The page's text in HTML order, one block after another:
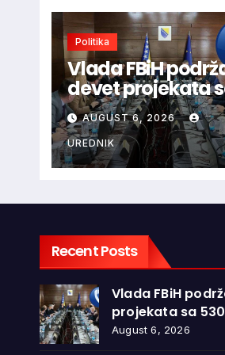
Politika
Vlada FBiH
devet projekata
530.000 KM
AUGUST 6, 2026
UREDNIK
Recent Posts
Vlada FBiH
projekata sa
August 6, 2026